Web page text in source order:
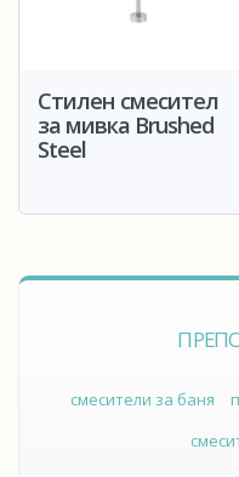
Стилен смесител
за мивка Brushed
Steel
смесители за баня